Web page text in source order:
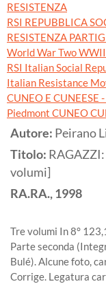
RESISTENZA
RSI REPUBBLICA
RESISTENZA
World War Two
RSI Italian Social
Italian Resistance
CUNEO E CUNEESE
Piedmont CUNEO
Autore: Peirano
Titolo: RAGAZZI:
volumi]
RA.RA.,1998
Tre volumi In 8°
Parte seconda
Bulé). Alcune foto,
Corrige. Legatura